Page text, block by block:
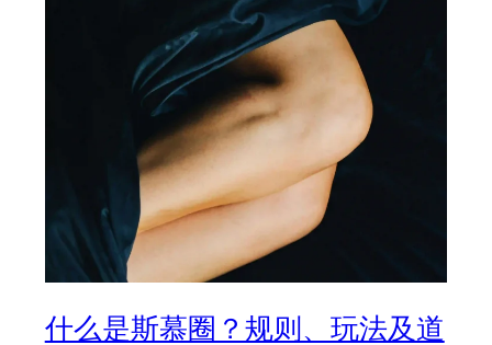
什么是斯慕圈？规则、玩法及道